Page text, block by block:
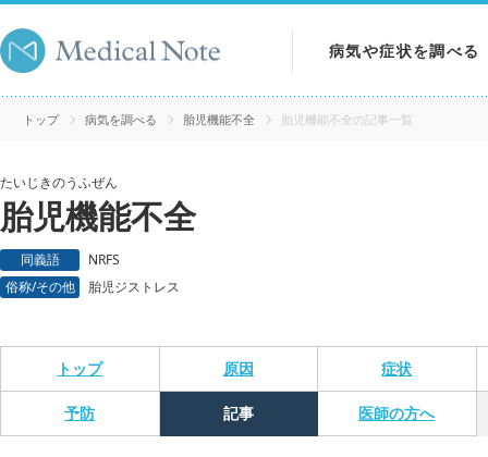
病気や症状を調べる
病気を調べる
トップ 病気を調べる 胎児機能不全 胎児機能不全の記事一覧
たいじきのうふぜん
胎児機能不全
同義語
NRFS
俗称/その他
胎児ジストレス
トップ 原因 症状
予防 記事 医師の方へ